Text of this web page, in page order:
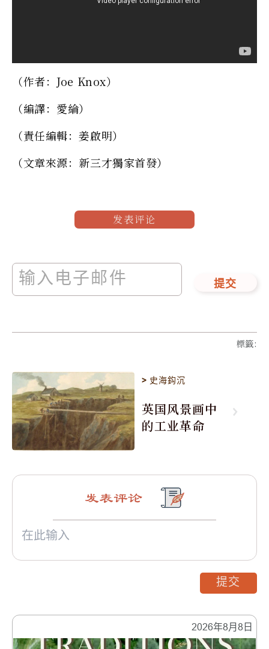
（作者：Joe Knox）
（編譯：愛綸）
（責任編輯：姜啟明）
（文章來源：新三才獨家首發）
发表评论
提交
標籤:
> 史海鈎沉
英国风景画中
的工业革命
2026年8月8日
发表评论
提交